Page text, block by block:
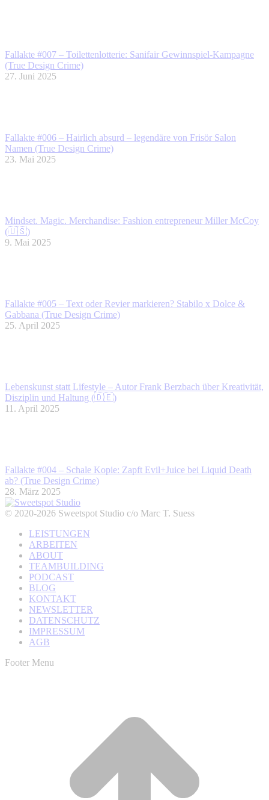
Fallakte #007 – Toilettenlotterie: Sanifair Gewinnspiel-Kampagne
(True Design Crime)
27. Juni 2025
Fallakte #006 – Hairlich absurd – legendäre von Frisör Salon
Namen (True Design Crime)
23. Mai 2025
Mindset. Magic. Merchandise: Fashion entrepreneur Miller McCoy
(🇺🇸)
9. Mai 2025
Fallakte #005 – Text oder Revier markieren? Stabilo x Dolce &
Gabbana (True Design Crime)
25. April 2025
Lebenskunst statt Lifestyle – Autor Frank Berzbach über Kreativität,
Disziplin und Haltung (🇩🇪)
11. April 2025
Fallakte #004 – Schale Kopie: Zapft Evil+Juice bei Liquid Death
ab? (True Design Crime)
28. März 2025
© 2020-2026 Sweetspot Studio c/o Marc T. Suess
LEISTUNGEN
ARBEITEN
ABOUT
TEAMBUILDING
PODCAST
BLOG
KONTAKT
NEWSLETTER
DATENSCHUTZ
IMPRESSUM
AGB
Footer Menu